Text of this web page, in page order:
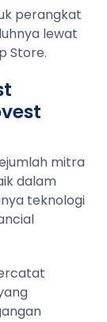
perangkat
lewat
Store.
mitra
dalam
teknologi